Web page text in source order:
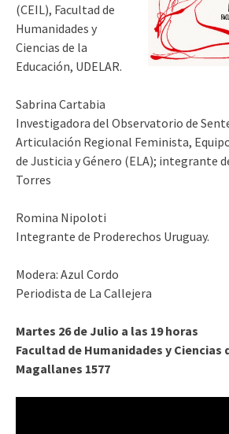
(CEIL), Facultad de
Humanidades y
Ciencias de la
Educación, UDELAR.
Sabrina Cartabia
Investigadora del Observatorio de
Articulación Regional Feminista,
de Justicia y Género (ELA); integrante
Torres
Romina Nipoloti
Integrante de Proderechos Uruguay.
Modera: Azul Cordo
Periodista de La Callejera
Martes 26 de Julio a las 19 horas
Facultad de Humanidades y Ciencias
Magallanes 1577